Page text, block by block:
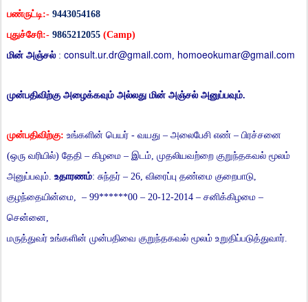
பண்ருட்டி:- 9443054168
புதுச்சேரி:- 9865212055 (Camp)
மின் அஞ்சல் : consult.ur.dr@gmail.com, homoeokumar@gmail.com
முன்பதிவிற்கு அழைக்கவும் அல்லது மின் அஞ்சல் அனுப்பவும்.
முன்பதிவிற்கு: உங்களின் பெயர் - வயது – அலைபேசி எண் – பிரச்சனை
(ஒரு வரியில்) தேதி – கிழமை – இடம், முதலியவற்றை குறுந்தகவல் மூலம்
அனுப்பவும். உதாரணம்: சுந்தர் – 26, விரைப்பு தண்மை குறைபாடு,
குழந்தையின்மை, – 99******00 – 20-12-2014 – சனிக்கிழமை –
சென்னை,
மருத்துவர் உங்களின் முன்பதிவை குறுந்தகவல் மூலம் உறுதிப்படுத்துவார்.